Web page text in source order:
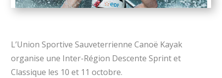
L’Union Sportive Sauveterrienne Canoë Kayak
organise une Inter-Région Descente Sprint et
Classique les 10 et 11 octobre.